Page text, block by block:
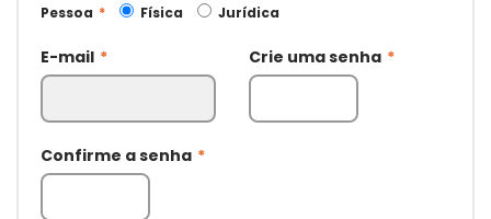
Pessoa * Física Jurídica
E-mail * Crie uma senha *
Confirme a senha *